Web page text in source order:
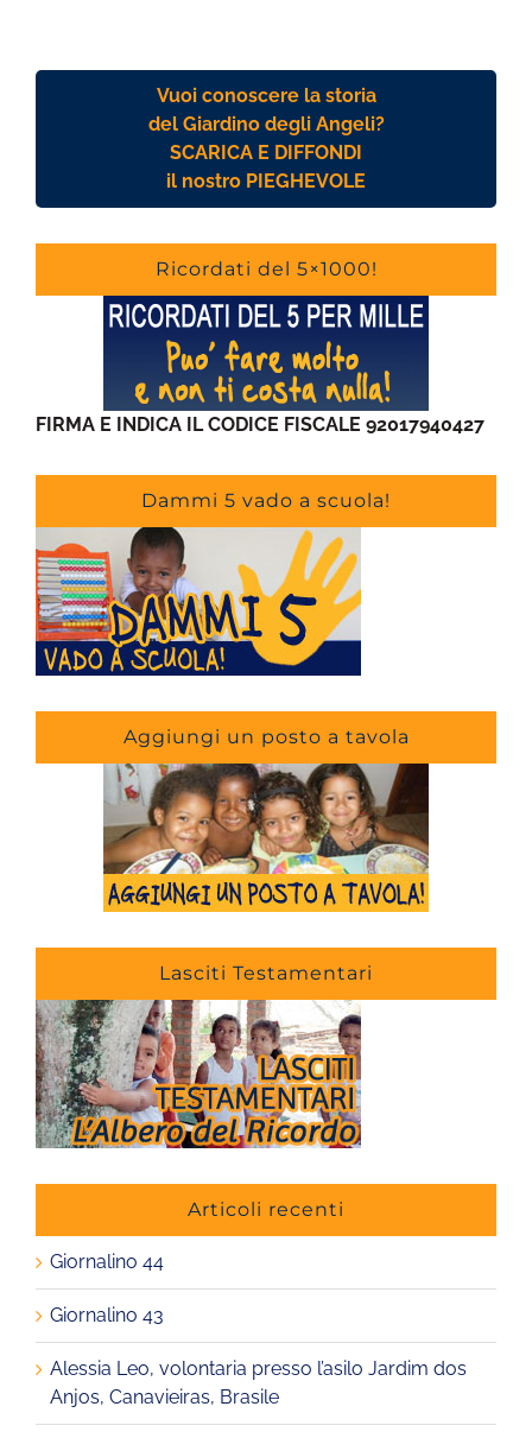
Vuoi conoscere la storia
del Giardino degli Angeli?
SCARICA E DIFFONDI
il nostro PIEGHEVOLE
Ricordati del 5×1000!
FIRMA E INDICA IL CODICE FISCALE 92017940427
Dammi 5 vado a scuola!
Aggiungi un posto a tavola
Lasciti Testamentari
Articoli recenti
Giornalino 44
Giornalino 43
Alessia Leo, volontaria presso l’asilo Jardim dos
Anjos, Canavieiras, Brasile